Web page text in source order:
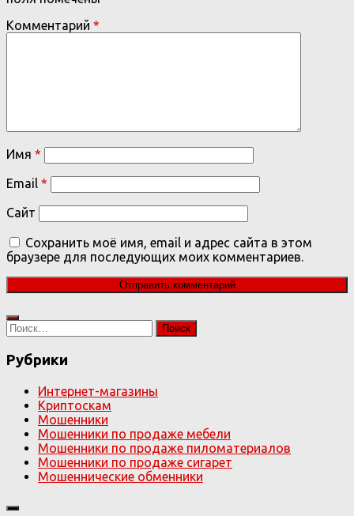
Комментарий *
Имя *
Email *
Сайт
Сохранить моё имя, email и адрес сайта в этом
браузере для последующих моих комментариев.
Найти:
Рубрики
Интернет-магазины
Криптоскам
Мошенники
Мошенники по продаже мебели
Мошенники по продаже пиломатериалов
Мошенники по продаже сигарет
Мошеннические обменники